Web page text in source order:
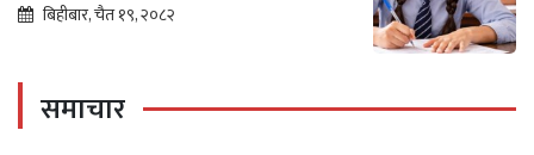
बिहीबार, चैत १९, २०८२
समाचार